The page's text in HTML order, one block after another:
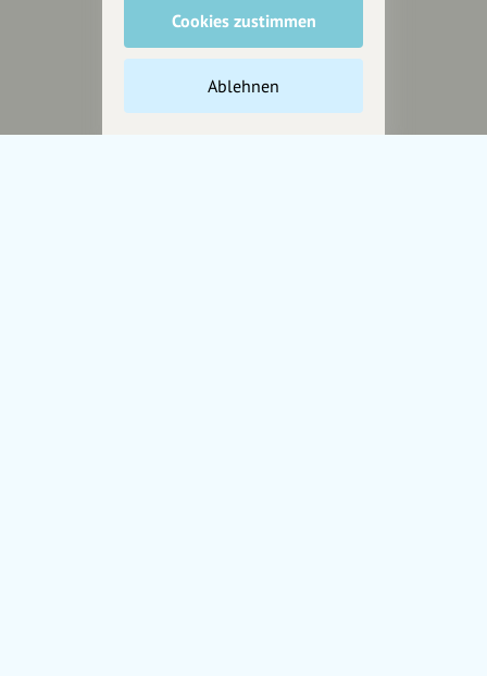
Jetzt unterstützen
Spendenquittung ausstellen.
Cookies zustimmen
Ablehnen